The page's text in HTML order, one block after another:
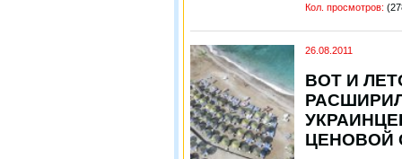
Кол. просмотров:
26.08.2011
ВОТ И
ЦЕНОВОЙ